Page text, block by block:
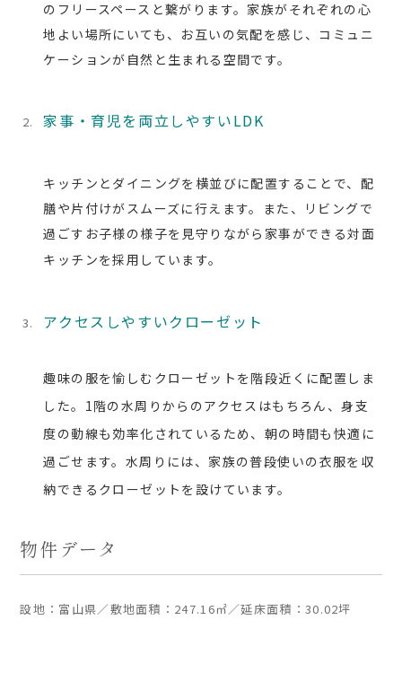
のフリースペースと繋がります。家族がそれぞれの心
地よい場所にいても、お互いの気配を感じ、コミュニ
ケーションが自然と生まれる空間です。
家事・育児を両立しやすいLDK
キッチンとダイニングを横並びに配置することで、配
膳や片付けがスムーズに行えます。また、リビングで
過ごすお子様の様子を見守りながら家事ができる対面
キッチンを採用しています。
アクセスしやすいクローゼット
趣味の服を愉しむクローゼットを階段近くに配置しま
した。1階の水周りからのアクセスはもちろん、身支
度の動線も効率化されているため、朝の時間も快適に
過ごせます。水周りには、家族の普段使いの衣服を収
納できるクローゼットを設けています。
物件データ
設地：富山県／敷地面積：247.16㎡／延床面積：30.02坪